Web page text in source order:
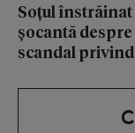
Soțul înstrăinat
șocantă
scandal